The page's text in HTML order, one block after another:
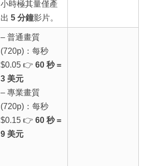
小時極其量僅產
出 5 分鐘影片。
– 普通畫質
(720p)：每秒
$0.05 👉 60 秒 =
3 美元
– 專業畫質
(720p)：每秒
$0.15 👉 60 秒 =
9 美元